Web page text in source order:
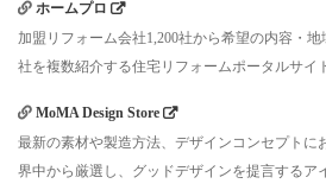
ホームプロ
加盟リフォーム会社1,200社から希望の内容・
社を複数紹介する住宅リフォームポータルサイ
MoMA Design Store
最新の素材や製造方法、デザインコンセプトに
界中から厳選し、グッドデザインを提言するア